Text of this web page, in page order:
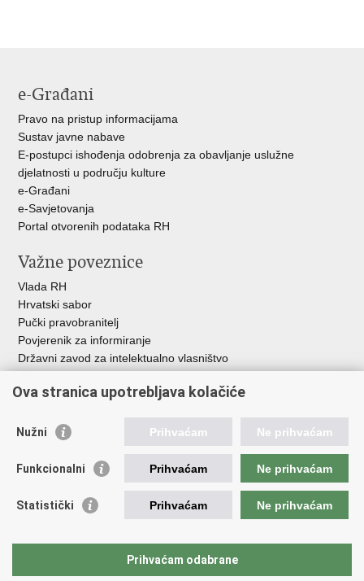
e-Građani
Pravo na pristup informacijama
Sustav javne nabave
E-postupci ishođenja odobrenja za obavljanje uslužne
djelatnosti u području kulture
e-Građani
e-Savjetovanja
Portal otvorenih podataka RH
Važne poveznice
Vlada RH
Hrvatski sabor
Pučki pravobranitelj
Povjerenik za informiranje
Državni zavod za intelektualno vlasništvo
HAKOM
Ostale poveznice
Hrvatski audiovizualni centar
Creative Europe
EU National Institutes for Culture
Međunarodni centar za podvodnu arheologiju u Zadru (MCPA)
Ova stranica upotrebljava kolačiće
Nužni Prihvaćam Ne prihvaćam
Funkcionalni Prihvaćam Ne prihvaćam
Statistički Prihvaćam Ne prihvaćam
Prihvaćam odabrane